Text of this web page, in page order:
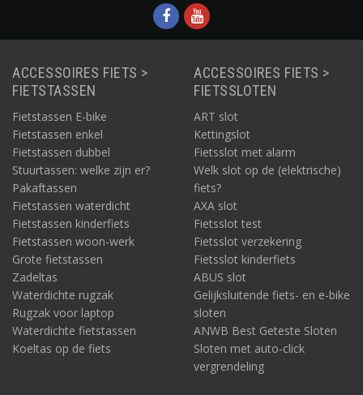
waterafstotend.
ACCESSOIRES FIETS >
FIETSTASSEN
Fietstassen E-bike
Fietstassen enkel
Fietstassen dubbel
Stuurtassen: welke zijn er?
Pakaftassen
Fietstassen waterdicht
Fietstassen kinderfiets
Fietstassen woon-werk
Grote fietstassen
Zadeltas
Waterdichte rugzak
Rugzak voor laptop
Waterdichte fietstassen
Koeltas op de fiets
ACCESSOIRES FIETS >
FIETSSLOTEN
ART slot
Kettingslot
Fietsslot met alarm
Welk slot op de (elektrische)
fiets?
AXA slot
Fietsslot test
Fietsslot verzekering
Fietsslot kinderfiets
ABUS slot
Gelijksluitende fiets- en e-bike
sloten
ANWB Best Geteste Sloten
Sloten met auto-click
vergrendeling